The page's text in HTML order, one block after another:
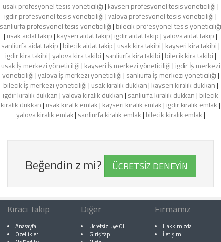
usak profesyonel tesis yöneticiliği| kayseri profesyonel tesis yöneticiliği|
igdir profesyonel tesis yöneticiliği|yalova profesyonel tesis yöneticiliği|
sanliurfa profesyonel tesis yöneticiliği| bilecik profesyonel tesis yöneticiliği
| usak aidat takip| kayseri aidat takip| igdir aidat takip|yalova aidat takip|
sanliurfa aidat takip| bilecik aidat takip| usak kira takibi| kayseri kira takibi|
igdir kira takibi|yalova kira takibi| sanliurfa kira takibi| bilecik kira takibi|
usak İş merkezi yöneticiliği| kayseri İş merkezi yöneticiliği| igdir İş merkezi
yöneticiliği|yalova İş merkezi yöneticiliği| sanliurfa İş merkezi yöneticiliği|
bilecik İş merkezi yöneticiliği| usak kiralık dükkan| kayseri kiralık dükkan|
igdir kiralık dükkan|yalova kiralık dükkan| sanliurfa kiralık dükkan| bilecik
kiralık dükkan| usak kiralık emlak| kayseri kiralık emlak| igdir kiralık emlak|
yalova kiralık emlak| sanliurfa kiralık emlak| bilecik kiralık emlak|
Beğendiniz mi? ÜCRETSİZ DENEYİN
Kiracı Takip
Anasayfa
Özellikler
Diğer
Ücretsiz Üye Ol
Giriş Yap
Firmamız
Hakkımızda
İletişim